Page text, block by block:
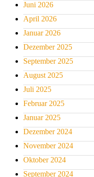
Juni 2026
April 2026
Januar 2026
Dezember 2025
September 2025
August 2025
Juli 2025
Februar 2025
Januar 2025
Dezember 2024
November 2024
Oktober 2024
September 2024